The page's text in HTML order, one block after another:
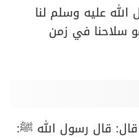
عليه وسلم لنا
سلاحنا في زمن
قال رسول الله ﷺ: